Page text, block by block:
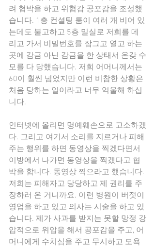
려 협박을 하고 위협감 공포감을 조성했
습니다. 1층 컨셜팅 룸이 여러 개 비어 있
는데도 불고하고 5층 밀실로 저희를 데
리고 가서 비밀번호를 잠그고 열고 하는
곳에 감금 아닌 감금을 한 상태서 온갖 수
모를 다 당했습니다. 저희 어머니께서는
60이 훨씬 넘었지만 이런 비참한 상황은
처음 당하는 일이라고 너무 억울해 하십
니다.
인터넷에 올리면 명예훼손으로 고소하겠
다. 그리고 여기서 소리를 지르거나 피해
주는 행위를 하면 동영상을 찍겠다면서
이방에서 나가면 동영상을 찍겠다고 협
박을 합니다. 동영상 찍으라고 했습니다.
저희는 피해자고 당당하고 제 권리를 주
장하러 온 거니까요. 이런 병원이 버젓이
영업을 하고 있고 의사는 시술을 하고 있
습니다. 제가 사과를 받지는 못할 망정 강
압적으로 위압을 해서 공포감을 주고, 어
머니에게 수치심을 주고 무시하고 모욕